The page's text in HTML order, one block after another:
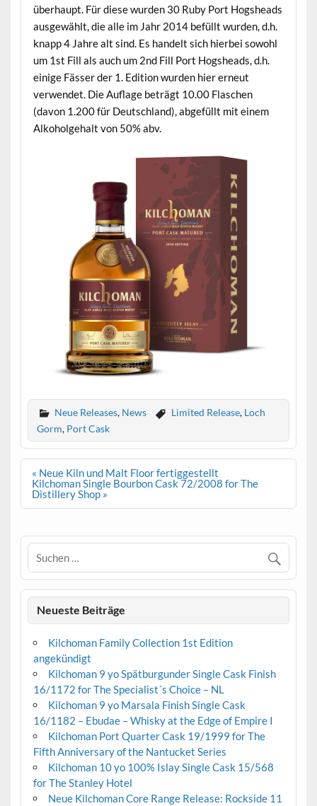
überhaupt. Für diese wurden 30 Ruby Port Hogsheads
ausgewählt, die alle im Jahr 2014 befüllt wurden, d.h.
knapp 4 Jahre alt sind. Es handelt sich hierbei sowohl
um 1st Fill als auch um 2nd Fill Port Hogsheads, d.h.
einige Fässer der 1. Edition wurden hier erneut
verwendet. Die Auflage beträgt 10.00 Flaschen
(davon 1.200 für Deutschland), abgefüllt mit einem
Alkoholgehalt von 50% abv.
Neue Releases, News Limited Release, Loch
Gorm, Port Cask
Beitrags-
Navigation
« Neue Kiln und Malt Floor fertiggestellt
Kilchoman Single Bourbon Cask 72/2008 for The
Distillery Shop »
Neueste Beiträge
Kilchoman Family Collection 1st Edition
angekündigt
Kilchoman 9 yo Spätburgunder Single Cask Finish
16/1172 for The Specialist´s Choice – NL
Kilchoman 9 yo Marsala Finish Single Cask
16/1182 – Ebudae – Whisky at the Edge of Empire I
Kilchoman Port Quarter Cask 19/1999 for The
Fifth Anniversary of the Nantucket Series
Kilchoman 10 yo 100% Islay Single Cask 15/568
for The Stanley Hotel
Neue Kilchoman Core Range Release: Rockside 11